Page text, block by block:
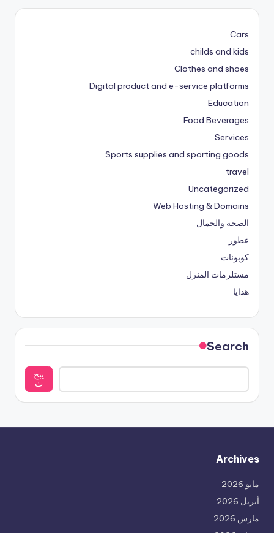
Cars
childs and kids
Clothes and shoes
Digital product and e-service platforms
Education
Food Beverages
Services
Sports supplies and sporting goods
travel
Uncategorized
Web Hosting & Domains
الصحة والجمال
عطور
كوبونات
مستلزمات المنزل
هدايا
Search
يبح
ث
Archives
مايو 2026
أبريل 2026
مارس 2026